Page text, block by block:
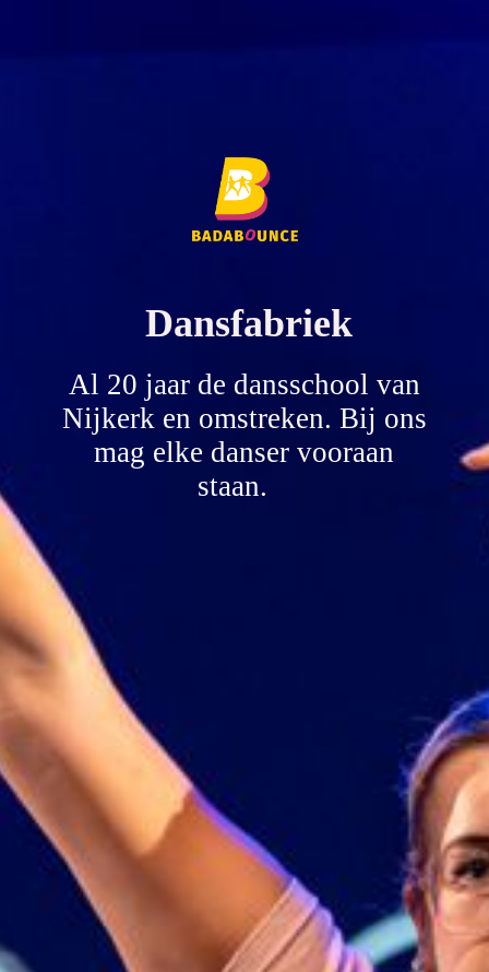
Dansfabriek
Al 20 jaar de dansschool van
Nijkerk en omstreken. Bij ons
mag elke danser vooraan
staan.